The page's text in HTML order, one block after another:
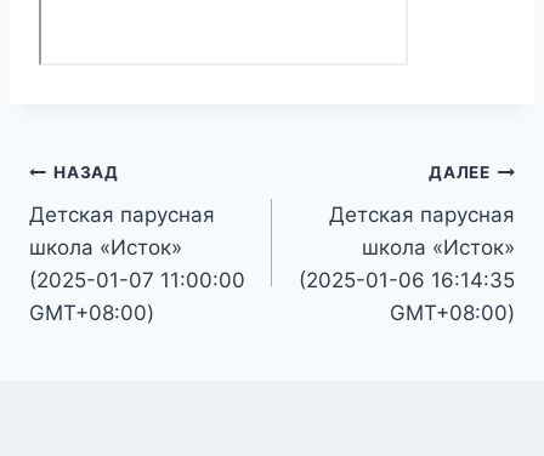
Навигация
по
записям
НАЗАД
Детская парусная
школа «Исток»
(2025-01-07 11:00:00
GMT+08:00)
ДАЛЕЕ
Детская парусная
школа «Исток»
(2025-01-06 16:14:35
GMT+08:00)